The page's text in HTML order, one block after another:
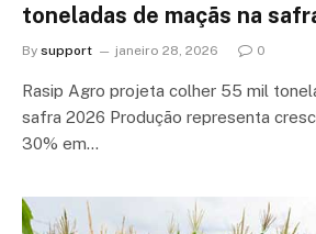
toneladas de maçãs na
By support janeiro 28, 2026 0
Rasip Agro projeta colher 55 mil
safra 2026 Produção representa
30% em…